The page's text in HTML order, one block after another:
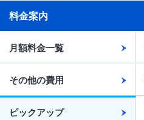
料金案内
月額料金一覧
その他の費用
ピックアップ